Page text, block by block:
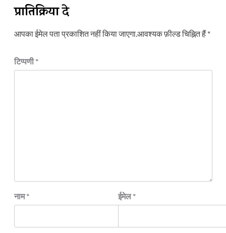
प्रातिक्रिया दे
आपका ईमेल पता प्रकाशित नहीं किया जाएगा.आवश्यक फ़ील्ड चिह्नित हैं*
टिप्पणी*
नाम* ईमेल*